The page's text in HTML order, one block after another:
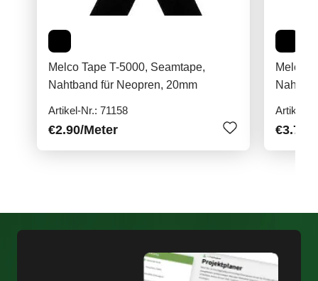
Melco Tape T-5000, Seamtape,
Nahtband für Neopren, 20mm
Artikel-Nr.: 71158
€2.90/Meter
Melco
Artikel-
€3.70